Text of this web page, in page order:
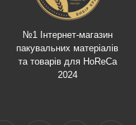
№1 Інтернет-магазин
пакувальних матеріалів
та товарів для HoReCa
2024